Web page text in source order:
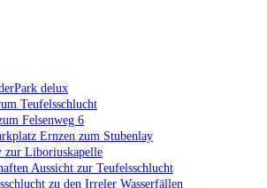
delux
Teufelsschlucht
Felsenweg 6
Ernzen zum Stubenlay
zur Liboriuskapelle
Aussicht zur Teufelsschlucht
zu den Irreler Wasserfällen